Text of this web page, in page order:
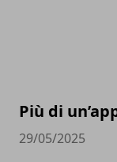
Più di
29/05/2025